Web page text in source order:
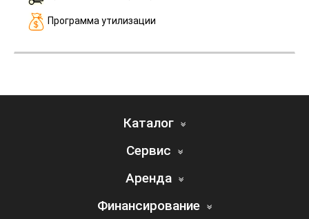
Программа утилизации
Каталог
Сервис
Аренда
Финансирование